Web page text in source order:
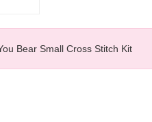
Bear Small Cross Stitch Kit